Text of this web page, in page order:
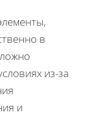
в
из-за
и